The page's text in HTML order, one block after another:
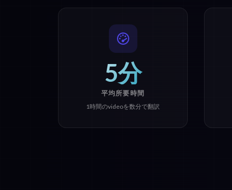
5分
平均所要時間
1時間のvideoを数分で翻訳